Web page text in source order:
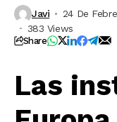
Javi 24 De
383 Views
Share
Las